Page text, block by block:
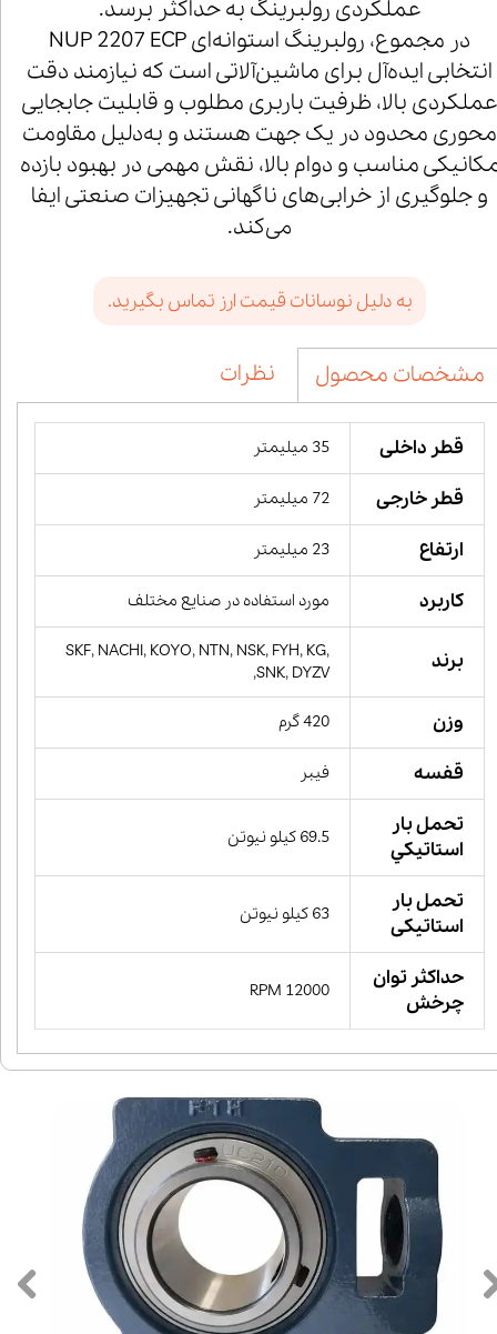
عملکردی رولبرینگ به حداکثر برسد.
در مجموع، رولبرینگ استوانه‌ای NUP 2207 ECP
انتخابی ایده‌آل برای ماشین‌آلاتی است که نیازمند دقت
عملکردی بالا، ظرفیت باربری مطلوب و قابلیت جابجایی
محوری محدود در یک جهت هستند و به‌دلیل مقاومت
مناسب و دوام بالا، نقش مهمی در بهبود بازده
و جلوگیری از خرابی‌های ناگهانی تجهیزات صنعتی ایفا
می‌کند.
به دلیل نوسانات قیمت ارز تماس بگیرید.
مشخصات محصول نظرات
قطر داخلی 35 میلیمتر
قطر خارجی 72 میلیمتر
ارتفاع 23 میلیمتر
کاربرد مورد استفاده در صنایع مختلف
برند
SKF, NACHI, KOYO, NTN, NSK, FYH, KG,
SNK, DYZV,
وزن 420 گرم
قفسه فیبر
تحمل بار
استاتيكي
69.5 کیلو نیوتن
تحمل بار
استاتیکی
63 کیلو نیوتن
حداکثر توان
چرخش
12000 RPM